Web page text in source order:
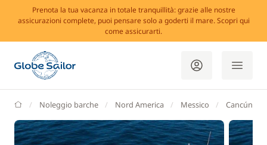
Prenota la tua vacanza in totale tranquillità: grazie alle nostre
assicurazioni complete, puoi pensare solo a goderti il mare. Scopri qui
come assicurarti.
GlobeSailor
Noleggio barche Nord America Messico Cancún